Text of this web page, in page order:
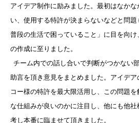
アイデア制作に励みました。最初はなか
い、使用する特許が決まらないなどと問
普段の生活で困っていること」に目を向け
の作成に至りました。
チーム内での話し合いで判断がつかない
助言を頂き意見をまとめました。アイデア
コー様の特許を最大限活用し、この問題
な仕組みが良いのかに注目し、他にも他
考し本番に臨ませて頂きました。